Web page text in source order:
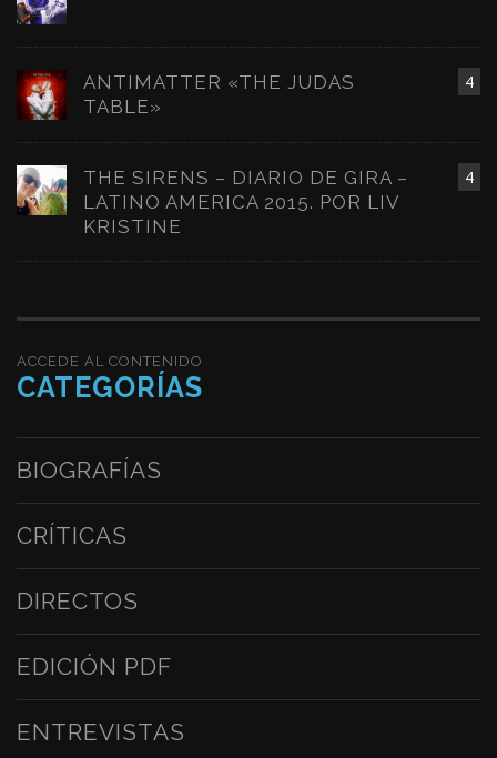
4
ANTIMATTER «THE JUDAS
TABLE»
4
THE SIRENS – DIARIO DE GIRA –
LATINO AMERICA 2015. POR LIV
KRISTINE
ACCEDE AL CONTENIDO
CATEGORÍAS
BIOGRAFÍAS
CRÍTICAS
DIRECTOS
EDICIÓN PDF
ENTREVISTAS